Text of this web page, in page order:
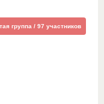
группа / 97 участников